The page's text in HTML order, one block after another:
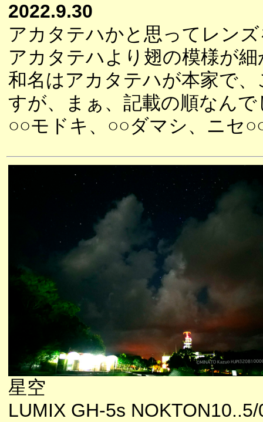
2022.9.30
アカタテハかと思ってレン
アカタテハより翅の模様が
和名はアカタテハが本家で
すが、まぁ、記載の順なんで
○○モドキ、○○ダマシ、ニセ
星空
LUMIX GH-5s NOKTON10..5/